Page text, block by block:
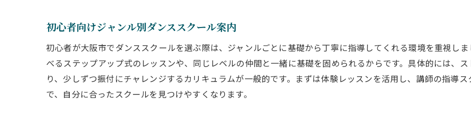
初心者向けジャンル別ダンススクール案内
初心者が大阪市でダンススクールを選ぶ際は、ジャンルごとに基礎から丁寧に指導してくれる環境を重視し
べるステップアップ式のレッスンや、同じレベルの仲間と一緒に基礎を固められるからです。具体的には、
り、少しずつ振付にチャレンジするカリキュラムが一般的です。まずは体験レッスンを活用し、講師の指導
で、自分に合ったスクールを見つけやすくなります。